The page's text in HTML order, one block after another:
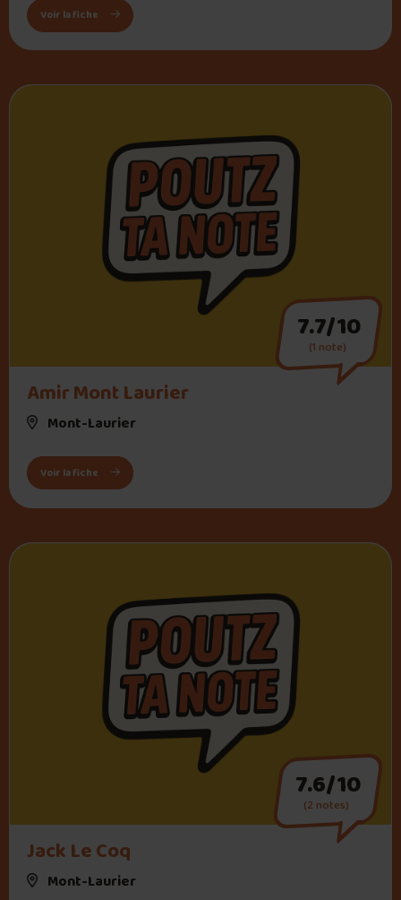
Voir la fiche : Place Mont-Laurier Pizzeria
Amir Mont Laurier
Mont-Laurier
7.7/10
(1 note)
Voir la fiche : Amir Mont Laurier
Jack Le Coq
Mont-Laurier
7.6/10
(2 notes)